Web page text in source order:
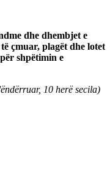
dhe dhembjet e
çmuar, plagët dhe lotet
shpëtimin e
10 herë secila)